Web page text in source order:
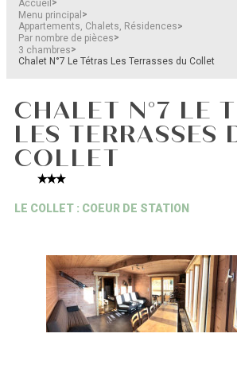
Accueil >
Menu principal >
Appartements, Chalets, Résidences>
Par nombre de pièces>
3 chambres>
Chalet N°7 Le Tétras Les Terrasses du Collet
CHALET N°7 LE
LES TERRASSES
COLLET
LE COLLET : COEUR DE STATION